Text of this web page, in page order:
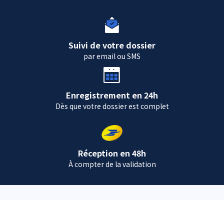
Suivi de votre dossier
par email ou SMS
Enregistrement en 24h
Dès que votre dossier est complet
Réception en 48h
À compter de la validation